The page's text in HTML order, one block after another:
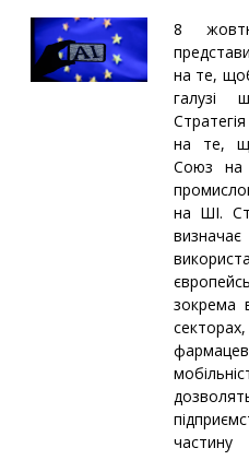
8
на те,
галузі
на те,
Союз на
на ШІ.
зокрема